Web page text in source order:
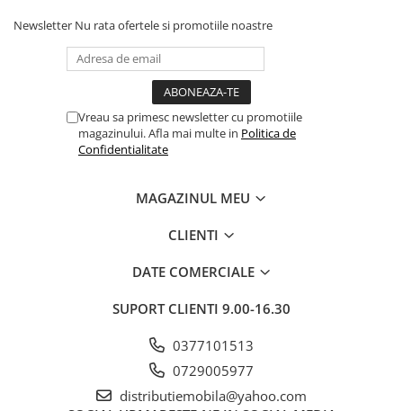
Newsletter Nu rata ofertele si promotiile noastre
Vreau sa primesc newsletter cu promotiile
magazinului. Afla mai multe in Politica de
Confidentialitate
MAGAZINUL MEU
CLIENTI
DATE COMERCIALE
SUPORT CLIENTI 9.00-16.30
0377101513
0729005977
distributiemobila@yahoo.com